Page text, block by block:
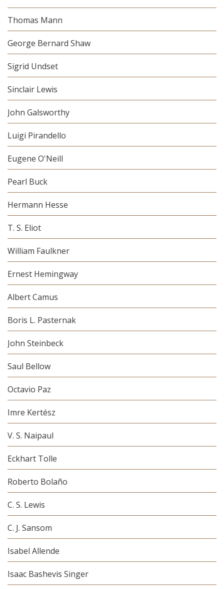
Thomas Mann
George Bernard Shaw
Sigrid Undset
Sinclair Lewis
John Galsworthy
Luigi Pirandello
Eugene O'Neill
Pearl Buck
Hermann Hesse
T. S. Eliot
William Faulkner
Ernest Hemingway
Albert Camus
Boris L. Pasternak
John Steinbeck
Saul Bellow
Octavio Paz
Imre Kertész
V. S. Naipaul
Eckhart Tolle
Roberto Bolaño
C. S. Lewis
C. J. Sansom
Isabel Allende
Isaac Bashevis Singer